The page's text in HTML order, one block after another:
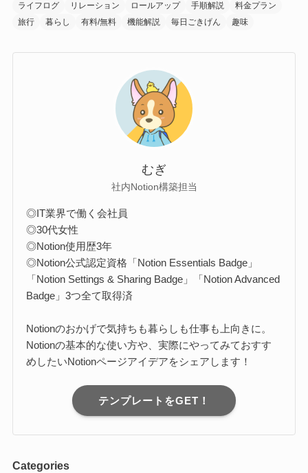
ライフログ
リレーション ロールアップ 手順解説
料金プラン
旅行
暮らし 有料/無料 機能解説 毎日ごきげん 趣味
むぎ
社内Notion構築担当
◎IT業界で働く会社員
◎30代女性
◎Notion使用歴3年
◎Notion公式認定資格「Notion Essentials Badge」
「Notion Settings & Sharing Badge」「Notion Advanced
Badge」3つ全て取得済
Notionのおかげで気持ちも暮らしも仕事も上向きに。
Notionの基本的な使い方や、実際にやってみておすす
めしたいNotionページアイデアをシェアします！
テンプレートをGET！
Categories